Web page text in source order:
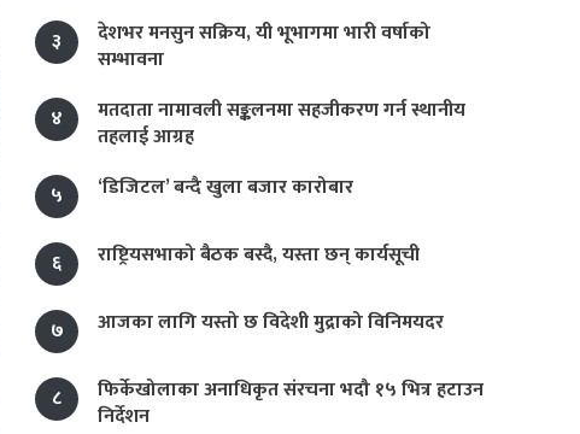
३
देशभर मनसुन सक्रिय, यी भूभागमा भारी वर्षाको
सम्भावना
४
मतदाता नामावली सङ्कलनमा सहजीकरण गर्न स्थानीय
तहलाई आग्रह
५
‘डिजिटल’ बन्दै खुला बजार कारोबार
६ राष्ट्रियसभाको बैठक बस्दै, यस्ता छन् कार्यसूची
७ आजका लागि यस्तो छ विदेशी मुद्राको विनिमयदर
८
फिर्केखोलाका अनाधिकृत संरचना भदौ १५ भित्र हटाउन
निर्देशन